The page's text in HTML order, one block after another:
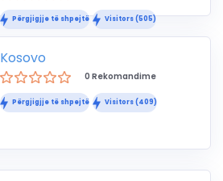
Përgjigjje të shpejtë Visitors (505)
Kosovo
0 Rekomandime
Përgjigjje të shpejtë Visitors (409)